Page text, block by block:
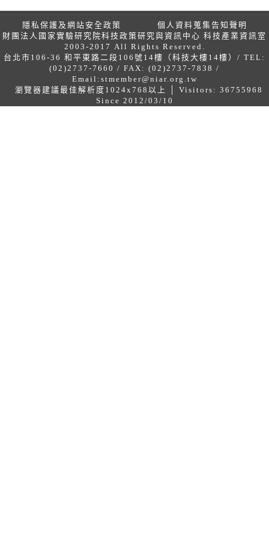
隱私保護及網站安全政策
個人資料蒐集告知聲明
財團法人國家實驗研究院科技政策研究與資訊中心 科技產業資訊室
2003-2017 All Rights Reserved.
台北市106-36 和平東路二段106號14樓（科技大樓14樓）/ TEL:
(02)2737-7660 / FAX: (02)2737-7838 /
Email: stmember@niar.org.tw
瀏覽器建議最佳解析度1024x768以上 │ Visitors: 36755968
Since 2012/03/10